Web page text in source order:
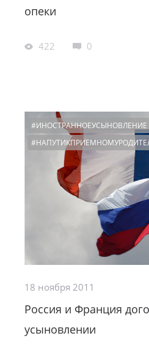
опеки
422 0
#ИНОСТРАННОЕУСЫНОВЛЕНИЕ
18 ноября 2011
Россия и Франция
усыновлении